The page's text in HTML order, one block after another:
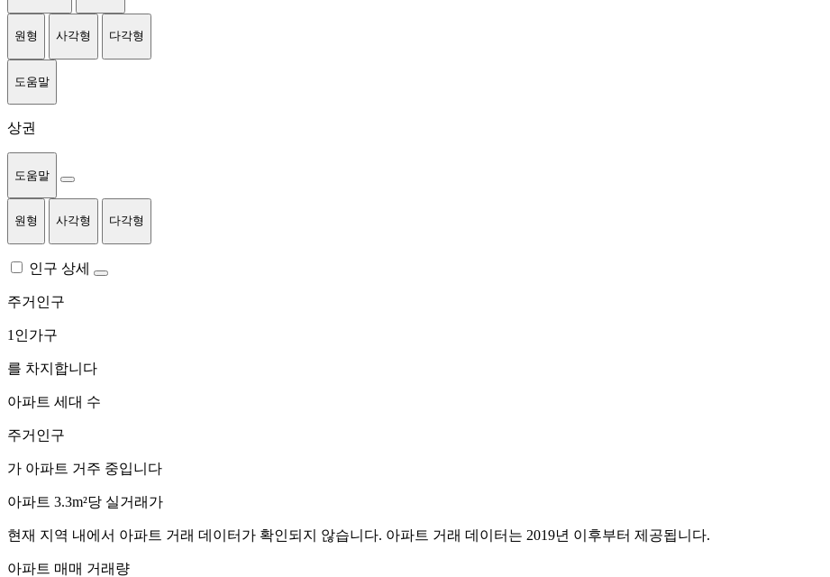
원형 사각형 다각형
도움말
상권
도움말
원형 사각형 다각형
인구 상세
주거인구
1인가구
를 차지합니다
아파트 세대 수
주거인구
가 아파트 거주 중입니다
아파트 3.3m²당 실거래가
현재 지역 내에서 아파트 거래 데이터가 확인되지 않습니다. 아파트 거래 데이터는 2019년 이후부터 제공됩니다.
아파트 매매 거래량